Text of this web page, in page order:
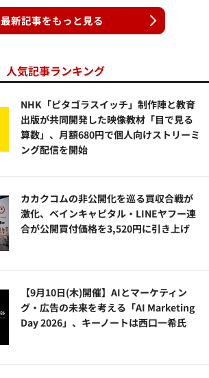
最新記事をもっと見る
人気記事ランキング
NHK「ピタゴラスイッチ」制作陣と教育
出版が共同開発した映像教材「目で見る
算数」、月額680円で個人向けストリーミ
ング配信を開始
カカクコムの非公開化を巡る買収合戦が
激化、ベインキャピタル・LINEヤフー連
合が公開買付価格を3,520円に引き上げ
【9月10日(木)開催】AIとマーケティン
グ・広告の未来を考える「AI Marketing
Day 2026」、キーノートは西口一希氏